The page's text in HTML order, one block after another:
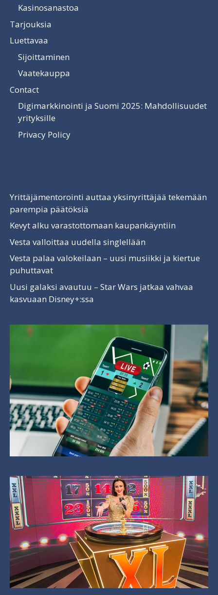
Kasinosanastoa
Tarjouksia
Luettavaa
Sijoittaminen
Vaatekauppa
Contact
Digimarkkinointi ja Suomi 2025: Mahdollisuudet
yrityksille
Privacy Policy
Yrittäjämentorointi auttaa yksinyrittäjää tekemään
parempia päätöksiä
Kevyt alku varastottomaan kaupankäyntiin
Vesta valloittaa uudella singlellään
Vesta palaa valokeilaan – uusi musiikki ja kiertue
puhuttavat
Uusi galaksi avautuu – Star Wars jatkaa vahvaa
kasvuaan Disney+:ssa